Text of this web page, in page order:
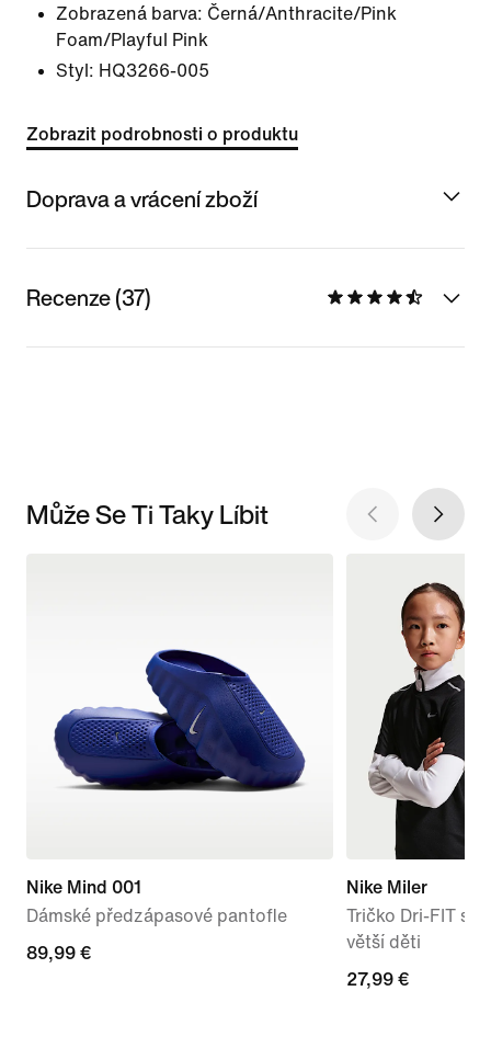
Zobrazená barva: Černá/Anthracite/Pink
Foam/Playful Pink
Styl: HQ3266-005
Zobrazit podrobnosti o produktu
Doprava a vrácení zboží
Recenze (37)
Může Se Ti Taky Líbit
Nike Mind 001
Dámské předzápasové pantofle
89,99 €
89,99 €
Nike Miler
Tričko Dri-FIT s
větší děti
27,99 €
27,99 €